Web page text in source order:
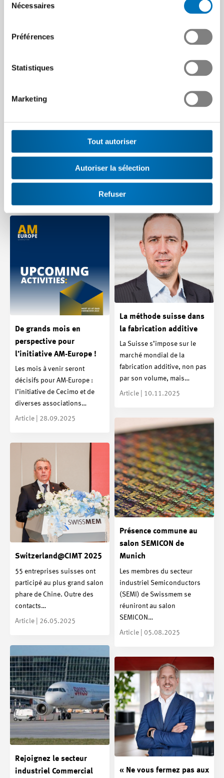
Nécessaires
Préférences
Statistiques
Marketing
Tout autoriser
Autoriser la sélection
Refuser
succès du Swiss
Salle comble, intervenants de
haut niveau et débats animés
sur les stratégies, les
« L’industrie européenne
des machines risque de
suivre la même voie que
Dans cette interview,
Christoph Plüss, CTO chez
United Machining Solutions,
explique pourquoi…
Article | 19.01.2026
La méthode suisse dans
la fabrication additive
La Suisse s’impose sur le
marché mondial de la
fabrication additive, non pas
par son volume, mais…
Article | 10.11.2025
De grands mois en
perspective pour
l’initiative AM-Europe !
Les mois à venir seront
décisifs pour AM-Europe :
l’initiative de Cecimo et de
diverses associations…
Article | 28.09.2025
Présence commune au
salon SEMICON de
Munich
Les membres du secteur
industriel Semiconductors
(SEMI) de Swissmem se
réuniront au salon
SEMICON…
Article | 05.08.2025
Switzerland@CIMT 2025
55 entreprises suisses ont
participé au plus grand salon
phare de Chine. Outre des
contacts…
Article | 26.05.2025
Rejoignez le secteur
industriel Commercial
« Ne vous fermez pas aux